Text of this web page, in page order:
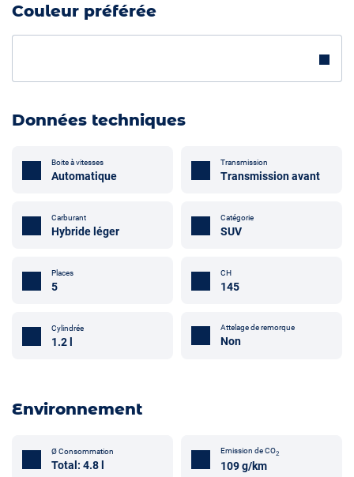
Couleur préférée
Données techniques
Boite à vitesses
Automatique
Transmission
Transmission avant
Carburant
Hybride léger
Catégorie
SUV
Places
5
CH
145
Cylindrée
1.2 l
Attelage de remorque
Non
Environnement
Ø Consommation
Total: 4.8 l
Emission de CO2
109 g/km